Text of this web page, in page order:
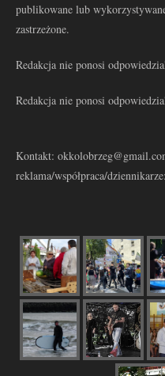
publikowane lub
zastrzeżone.
Redakcja nie ponosi
Redakcja nie ponosi
Kontakt:
reklama/współpraca/